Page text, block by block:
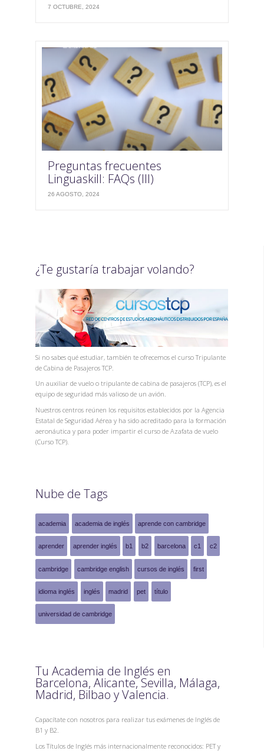
7 OCTUBRE, 2024
Preguntas frecuentes
Linguaskill: FAQs (III)
26 AGOSTO, 2024
¿Te gustaría trabajar volando?
Si no sabes qué estudiar, también te ofrecemos el curso Tripulante
de Cabina de Pasajeros TCP.
Un auxiliar de vuelo o tripulante de cabina de pasajeros (TCP), es el
equipo de seguridad más valioso de un avión.
Nuestros centros reúnen los requisitos establecidos por la Agencia
Estatal de Seguridad Aérea y ha sido acreditado para la formación
aeronáutica y para poder impartir el curso de Azafata de vuelo
(Curso TCP).
Nube de Tags
academia academia de inglés aprende con cambridge
aprender aprender inglés b1 b2 barcelona c1 c2
cambridge cambridge english cursos de inglés first
idioma inglés inglés madrid pet título
universidad de cambridge
Tu Academia de Inglés en
Barcelona, Alicante, Sevilla, Málaga,
Madrid, Bilbao y Valencia.
Capacítate con nosotros para realizar tus exámenes de Inglés de
B1 y B2.
Los Títulos de Inglés más internacionalmente reconocidos: PET y